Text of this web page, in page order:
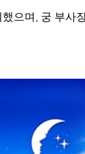
으며, 궁 부